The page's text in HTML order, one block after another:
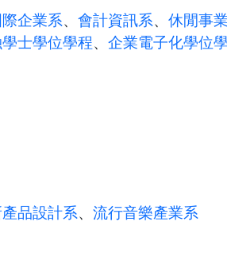
際企業系、 會計資訊系、 休閒事
士學位學程、 企業電子化學位
品設計系、 流行音樂產業系